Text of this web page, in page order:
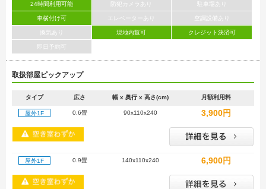
24時間利用可能 防犯カメラあり 駐車場あり
車横付け可 エレベーターあり 空調設備あり
換気あり 現地内覧可 クレジット決済可
即日予約可
取扱部屋ピックアップ
タイプ 広さ 幅 x 奥行 x 高さ(cm) 月額利用料
屋外1F 0.6畳 90x110x240 3,900円
屋外1F 0.9畳 140x110x240 6,900円